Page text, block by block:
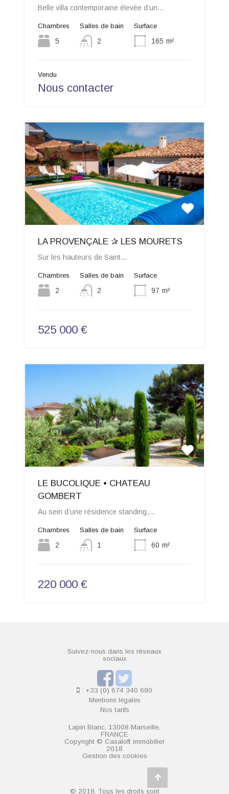
Belle villa contemporaine élevée d’un…
Chambres
5
Salles de bain
2
Surface
165 m²
Vendu
Nous contacter
LA PROVENÇALE ✰ LES MOURETS
Sur les hauteurs de Saint…
Chambres
2
Salles de bain
2
Surface
97 m²
525 000 €
LE BUCOLIQUE • CHATEAU
GOMBERT
Au sein d’une résidence standing,…
Chambres
2
Salles de bain
1
Surface
60 m²
220 000 €
Suivez-nous dans les réseaux
sociaux
: +33 (0) 674 340 680
Mentions légales
Nos tarifs
Lapin Blanc, 13008 Marseille,
FRANCE
Copyright © Casaloft immobilier
2018
Gestion des cookies
© 2018. Tous les droits sont